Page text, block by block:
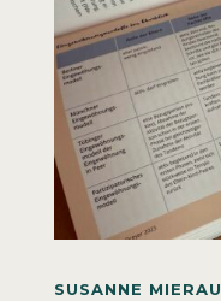
SUSANNE MIERAU